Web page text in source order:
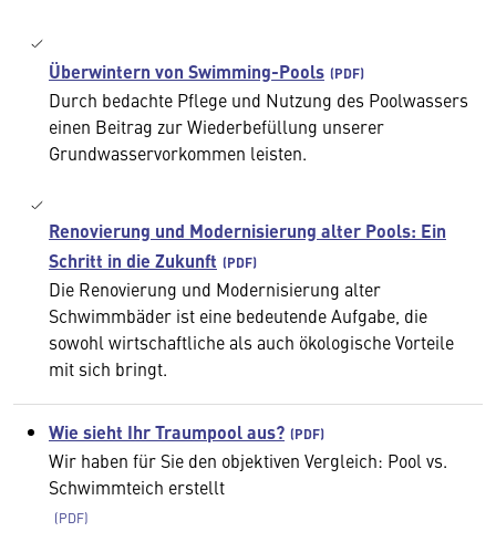
Überwintern von Swimming-Pools
Durch bedachte Pflege und Nutzung des Poolwassers
einen Beitrag zur Wiederbefüllung unserer
Grundwasservorkommen leisten.
Renovierung und Modernisierung alter Pools: Ein
Schritt in die Zukunft
Die Renovierung und Modernisierung alter
Schwimmbäder ist eine bedeutende Aufgabe, die
sowohl wirtschaftliche als auch ökologische Vorteile
mit sich bringt.
Wie sieht Ihr Traumpool aus?
Wir haben für Sie den objektiven Vergleich: Pool vs.
Schwimmteich erstellt